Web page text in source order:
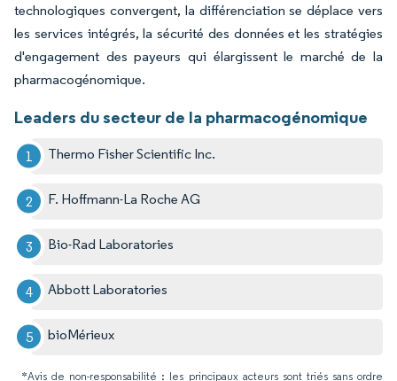
technologiques convergent, la différenciation se déplace vers
les services intégrés, la sécurité des données et les stratégies
d'engagement des payeurs qui élargissent le marché de la
pharmacogénomique.
Leaders du secteur de la pharmacogénomique
Thermo Fisher Scientific Inc.
F. Hoffmann-La Roche AG
Bio-Rad Laboratories
Abbott Laboratories
bioMérieux
*Avis de non-responsabilité : les principaux acteurs sont triés sans ordre